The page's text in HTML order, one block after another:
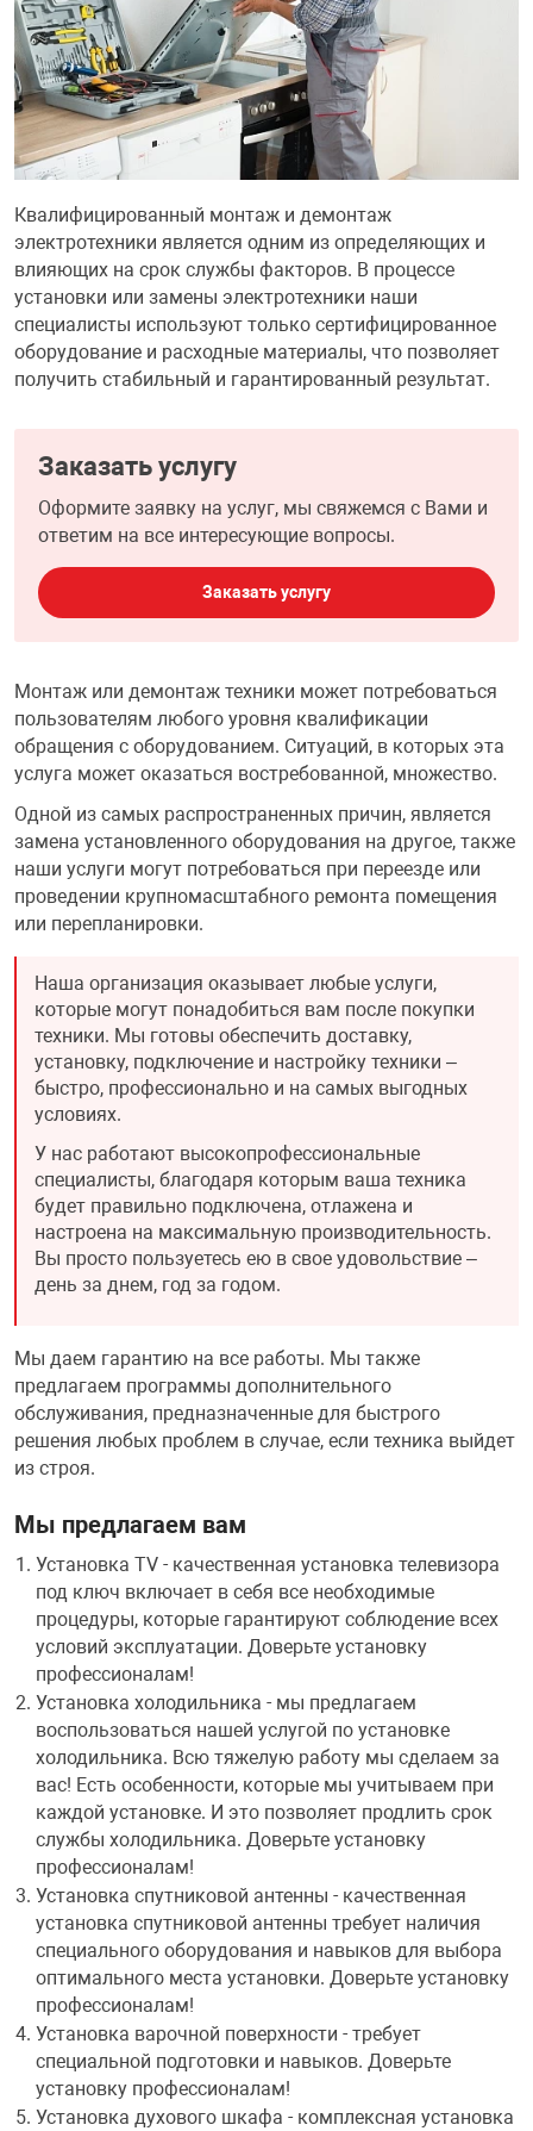
СИСТЕМЫ
CD ПРИВОДЫ
ЗВУКОВЫЕ
PCI АДАПТЕРЫ
ФИЛЬТР
ВЕБ КАМЕРЫ
КОВРИКИ
ФЛЕШ КАРТЫ
ТВ ТЮНЕРЫ И
НАУШНИКИ И
USB
CARD RIDER
НАБОР ДЛЯ
32" дюймов
Мониторы с
38.5" дюймов
Кронштейны
Проекторов
И РАСХОДНИКИ ДЕНЕЖНЫЕ
ТЕРМОПАСТЫ
БАТАРЕЙКИ И
CD-DVD ДИСКИ
АНТЕННЫ И
СЕТЕВЫЕ
ПАТЧ КОРД
КОННЕКТОРА
ТЕХНИКА
РАЗВЕТВИТЕЛИ
EXTENDER
ВИТОЙ ПАРЕ
ОБОРУДОВАНИЕ
ПОЛКА ДЛЯ
ТЕХНИКА
Квалифицированный монтаж и демонтаж
электротехники является одним из определяющих и
влияющих на срок службы факторов. В процессе
установки или замены электротехники наши
специалисты используют только сертифицированное
оборудование и расходные материалы, что позволяет
получить стабильный и гарантированный результат.
Заказать услугу
Оформите заявку на услуг, мы свяжемся с Вами и
ответим на все интересующие вопросы.
Заказать услугу
Монтаж или демонтаж техники может потребоваться
пользователям любого уровня квалификации
обращения с оборудованием. Ситуаций, в которых эта
услуга может оказаться востребованной, множество.
Одной из самых распространенных причин, является
замена установленного оборудования на другое, также
наши услуги могут потребоваться при переезде или
проведении крупномасштабного ремонта помещения
или перепланировки.
Наша организация оказывает любые услуги,
которые могут понадобиться вам после покупки
техники. Мы готовы обеспечить доставку,
установку, подключение и настройку техники –
быстро, профессионально и на самых выгодных
условиях.
У нас работают высокопрофессиональные
специалисты, благодаря которым ваша техника
будет правильно подключена, отлажена и
настроена на максимальную производительность.
Вы просто пользуетесь ею в свое удовольствие –
день за днем, год за годом.
Мы даем гарантию на все работы. Мы также
предлагаем программы дополнительного
обслуживания, предназначенные для быстрого
решения любых проблем в случае, если техника выйдет
из строя.
Мы предлагаем вам
Установка TV - качественная установка телевизора
под ключ включает в себя все необходимые
процедуры, которые гарантируют соблюдение всех
условий эксплуатации. Доверьте установку
профессионалам!
Установка холодильника - мы предлагаем
воспользоваться нашей услугой по установке
холодильника. Всю тяжелую работу мы сделаем за
вас! Есть особенности, которые мы учитываем при
каждой установке. И это позволяет продлить срок
службы холодильника. Доверьте установку
профессионалам!
Установка спутниковой антенны - качественная
установка спутниковой антенны требует наличия
специального оборудования и навыков для выбора
оптимального места установки. Доверьте установку
профессионалам!
Установка варочной поверхности - требует
специальной подготовки и навыков. Доверьте
установку профессионалам!
Установка духового шкафа - комплексная установка